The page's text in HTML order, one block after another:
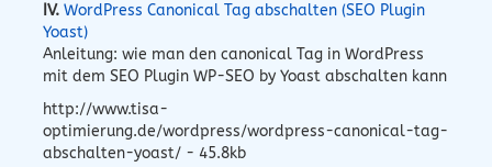
IV. WordPress Canonical Tag abschalten (SEO Plugin
Yoast)
Anleitung: wie man den canonical Tag in WordPress
mit dem SEO Plugin WP-SEO by Yoast abschalten kann
http://www.tisa-
optimierung.de/wordpress/wordpress-canonical-tag-
abschalten-yoast/ - 45.8kb